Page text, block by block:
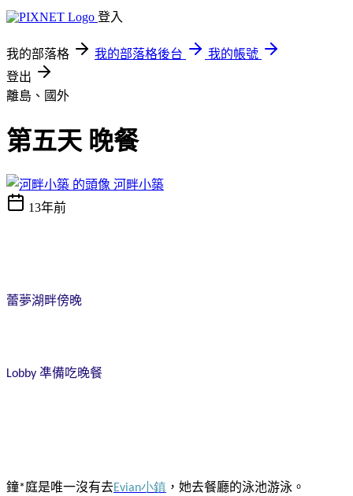
登入
我的部落格 我的部落格後台
我的帳號
登出
離島、國外
第五天 晚餐
河畔小築
13年前
蕾夢湖畔傍晚
Lobby 凖備吃晚餐
鐘*庭是唯一沒有去Evian小鎮 ，她去餐廳的泳池游泳。